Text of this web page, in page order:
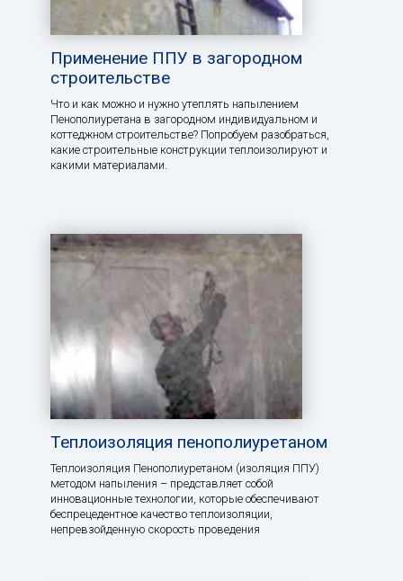
Применение ППУ в загородном
строительстве
Что и как можно и нужно утеплять напылением
Пенополиуретана в загородном индивидуальном и
коттеджном строительстве? Попробуем разобраться,
какие строительные конструкции теплоизолируют и
какими материалами.
Теплоизоляция пенополиуретаном
Теплоизоляция Пенополиуретаном (изоляция ППУ)
методом напыления – представляет собой
инновационные технологии, которые обеспечивают
беспрецедентное качество теплоизоляции,
непревзойденную скорость проведения